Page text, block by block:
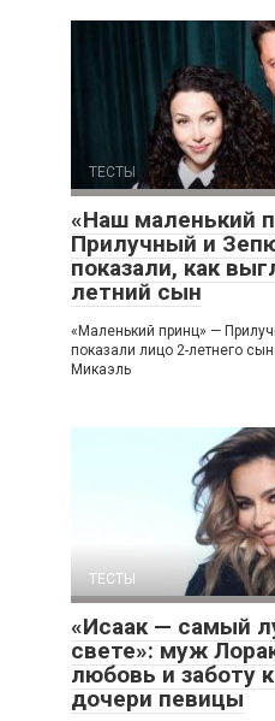
ТЕСТЫ
«Наш маленький
Прилучный и
показали, как
летний сын
«Маленький принц» —
показали лицо 2-летнего
Микаэль
ТЕСТЫ
«Исаак — самый
свете»: муж
любовь и заботу
дочери певицы